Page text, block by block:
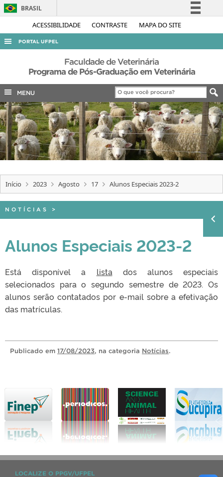
ACESSIBILIDADE CONTRASTE MAPA DO SITE
BRASIL
Simplifique!
Acesso à informação
Legislação
Canais
PORTAL UFPEL
ACESSO À INFORMAÇÃO
AUDITORIA
COBALTO
CONCURSOS
EDITAIS
INTERNACIONAL
OUVIDORIA
PORTARIAS
TELEFONES
Faculdade de Veterinária
Programa de Pós-Graduação em Veterinária
MENU
Início 2023 Agosto 17 Alunos Especiais 2023-2
NOTÍCIAS >
Alunos Especiais 2023-2
Está disponível a lista dos alunos especiais
selecionados para o segundo semestre de 2023. Os
alunos serão contatados por e-mail sobre a efetivação
das matrículas.
Publicado em 17/08/2023, na categoria Notícias.
LOCALIZE O PPGV/UFPEL